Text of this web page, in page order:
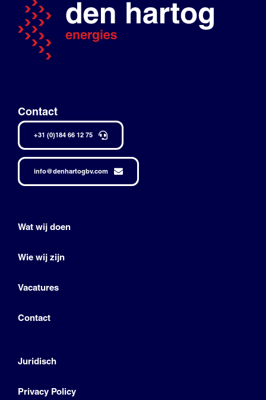
Contact
+31 (0)184 66 12 75
info@denhartogbv.com
Wat wij doen
Wie wij zijn
Vacatures
Contact
Juridisch
Privacy Policy